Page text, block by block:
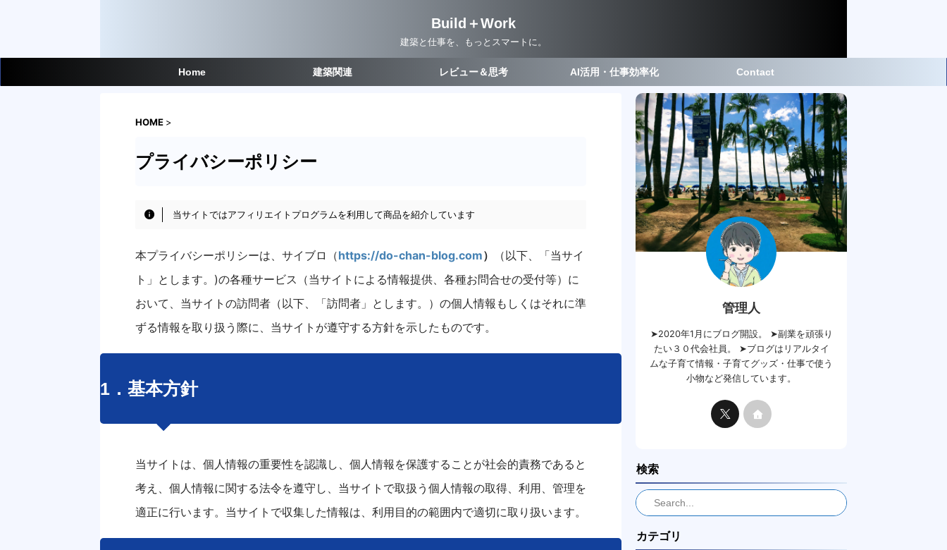
Build＋Work
建築と仕事を、もっとスマートに。
Home 建築関連 レビュー＆思考 AI活用・仕事効率化 Contact
HOME >
プライバシーポリシー
当サイトではアフィリエイトプログラムを利用して商品を紹介しています
本プライバシーポリシーは、サイブロ（https://do-chan-blog.com）
（以下、「当サイ
ト」とします。)の各種サービス（当サイトによる情報提供、各種お問合せの受付等）に
おいて、当サイトの訪問者（以下、「訪問者」とします。）の個人情報もしくはそれに準
ずる情報を取り扱う際に、当サイトが遵守する方針を示したものです。
1．基本方針
当サイトは、個人情報の重要性を認識し、個人情報を保護することが社会的責務であると
考え、個人情報に関する法令を遵守し、当サイトで取扱う個人情報の取得、利用、管理を
適正に行います。当サイトで収集した情報は、利用目的の範囲内で適切に取り扱います。
管理人
➤2020年1月にブログ開設。 ➤副業を頑張り
たい３０代会社員。 ➤ブログはリアルタイ
ムな子育て情報・子育てグッズ・仕事で使う
小物など発信しています。
検索
カテゴリ